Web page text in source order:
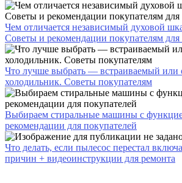
Чем отличается независимый духовой
Советы и рекомендации покупателям
Что лучше выбрать — встраиваемый
холодильник. Советы покупателям
Выбираем стиральные машины с
рекомендации для покупателей
Что делать, если пылесос перестал
причин + видеоинструкции для ремонта